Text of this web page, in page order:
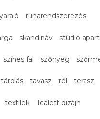
ruharendszerezés
skandináv stúdió
színes fal szőnyeg
tárolás tavasz tél terasz
textilek Toalett dizájn